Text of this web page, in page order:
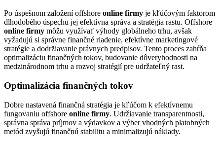
Po úspešnom založení offshore online firmy je kľúčovým faktorom
dlhodobého úspechu jej efektívna správa a stratégia rastu. Offshore
online firmy môžu využívať výhody globálneho trhu, avšak
vyžadujú si správne finančné riadenie, efektívne marketingové
stratégie a dodržiavanie právnych predpisov. Tento proces zahŕňa
optimalizáciu finančných tokov, budovanie dôveryhodnosti na
medzinárodnom trhu a rozvoj stratégií pre udržateľný rast.
Optimalizácia finančných tokov
Dobre nastavená finančná stratégia je kľúčom k efektívnemu
fungovaniu offshore online firmy. Udržiavanie transparentnosti,
správna správa príjmov a výdavkov a výber vhodných platobných
metód zvyšujú finančnú stabilitu a minimalizujú náklady.